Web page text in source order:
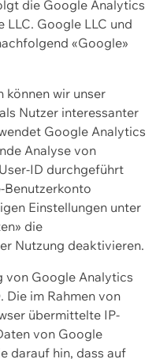
die Google Analytics
Google LLC und
«Google»
können wir unser
Nutzer interessanter
Google Analytics
Analyse von
ID durchgeführt
Benutzerkonto
Einstellungen unter
die
Nutzung deaktivieren.
von Google Analytics
Die im Rahmen von
übermittelte IP-
von Google
darauf hin, dass auf